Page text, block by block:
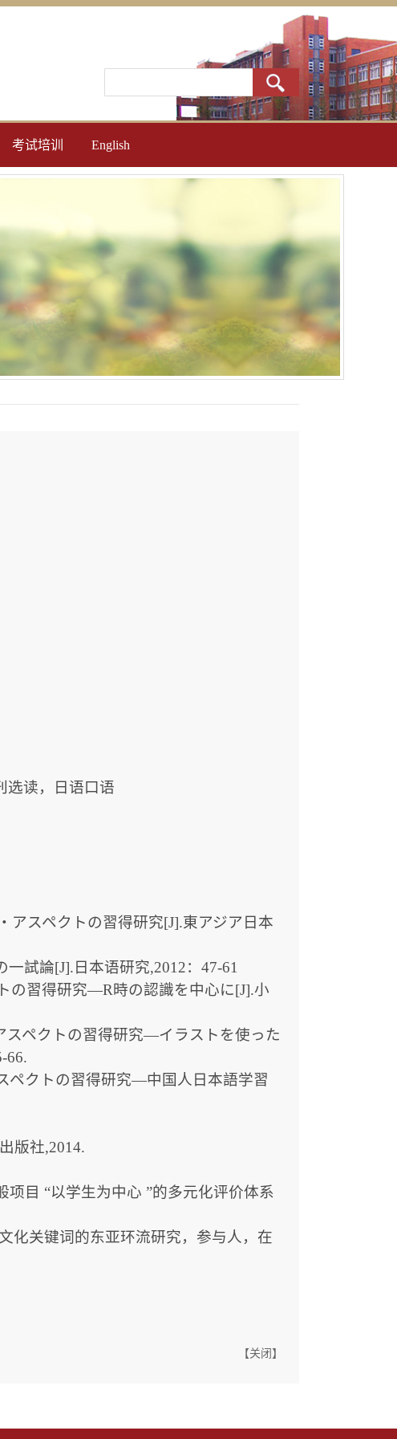
考试培训 English
选读，日语口语
アスペクトの習得研究[J].東アジア日本
試論[J].日本语研究,2012：47-61
の習得研究―R時の認識を中心に[J].小
スペクトの習得研究―イラストを使った
66.
ペクトの習得研究―中国人日本語学習
版社,2014.
目 “以学生为中心 ”的多元化评价体系
化关键词的东亚环流研究，参与人，在
【关闭 】